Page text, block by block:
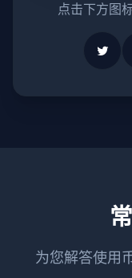
点击下方图
为您解答使用